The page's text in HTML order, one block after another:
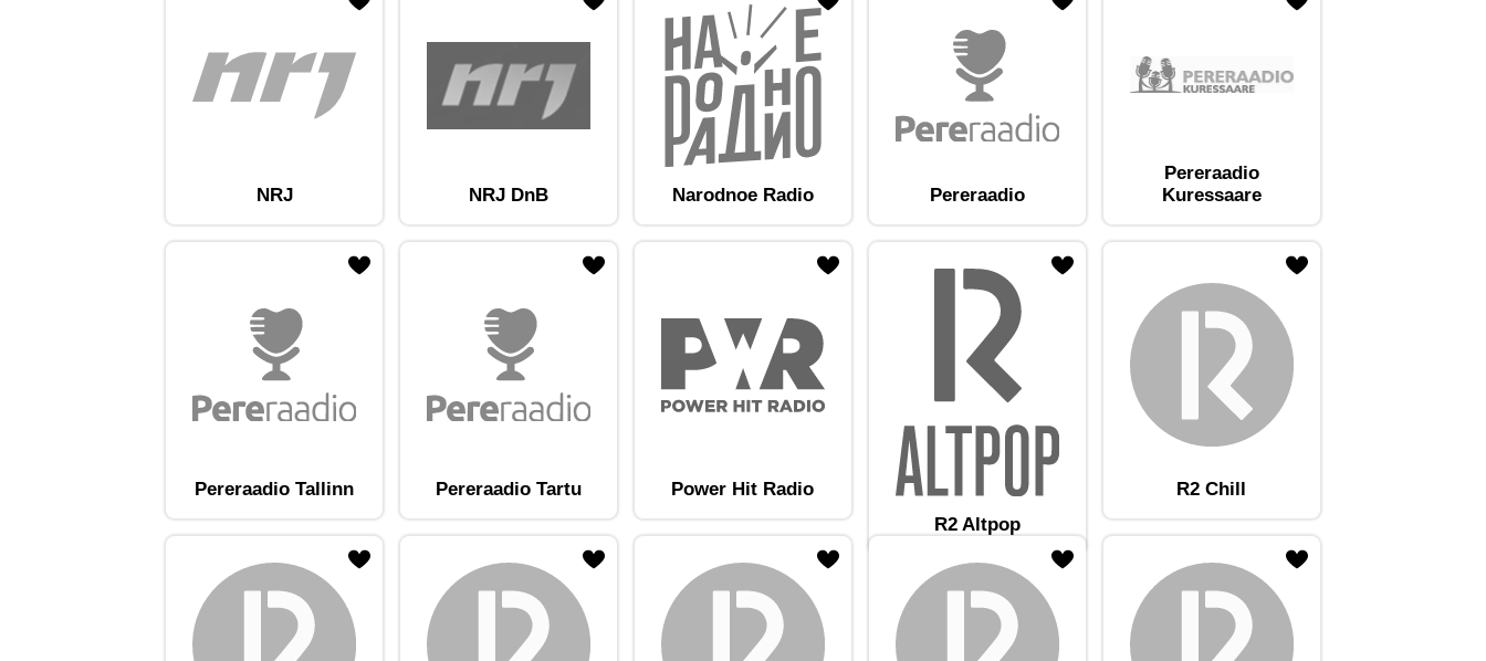
NRJ NRJ DnB Narodnoe Radio Pereraadio
Pereraadio
Kuressaare
Pereraadio Tallinn Pereraadio Tartu Power Hit Radio
Lisa raadiojaam lemmikute hulka
R2 Altpop
Lisa raadiojaam lemmikute hulka
R2 Chill
Lisa raadiojaam lemmikute hulka
Lisa raadiojaam lemmikute hulkaLisa raadiojaam lemmikute hulkaLisa raadiojaam lemmikute hulka